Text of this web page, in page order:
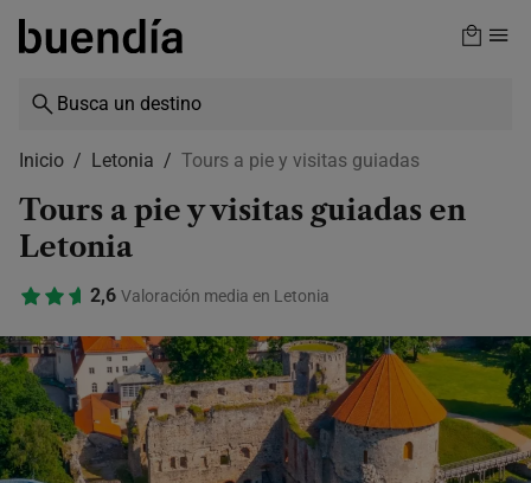
Skip
content
Inicio Letonia Tours a pie y visitas guiadas
Tours a pie y visitas guiadas en
Letonia
2,6 Valoración media en Letonia